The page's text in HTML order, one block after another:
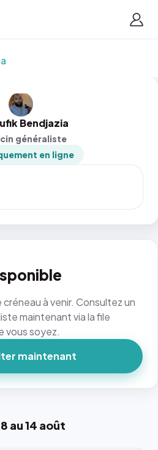
Bendjazia
généraliste
en ligne
au 14 août
à venir. Consultez un
maintenant via la file
vous soyez.
maintenant